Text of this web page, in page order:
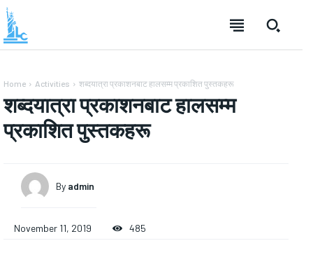
Home Activities शब्दयात्रा प्रकाशनबाट हालसम्म प्रकाशित पुस्तकहरू
शब्दयात्रा प्रकाशनबाट हालसम्म
प्रकाशित पुस्तकहरू
By admin
November 11, 2019 485